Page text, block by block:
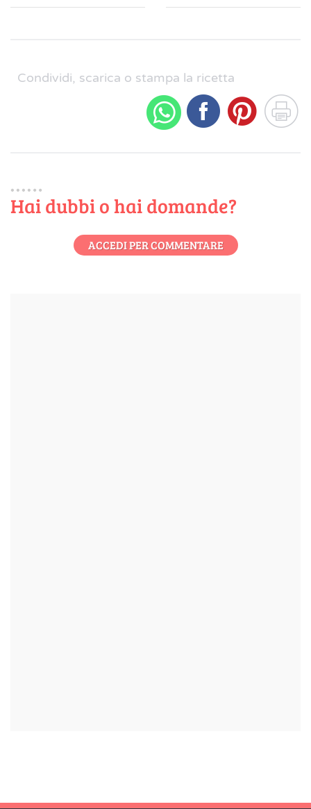
Condividi, scarica o stampa la ricetta
Hai dubbi o hai domande?
ACCEDI PER COMMENTARE